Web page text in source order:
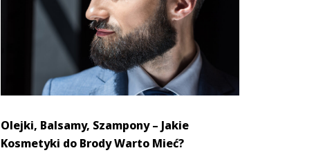
Olejki, Balsamy, Szampony – Jakie
Kosmetyki do Brody Warto Mieć?